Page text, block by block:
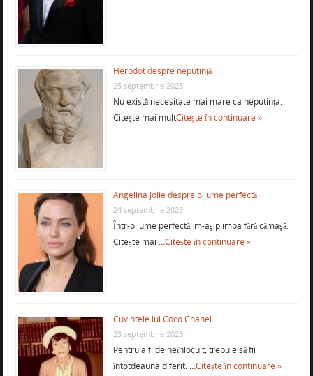
Herodot despre neputinţă
25 septembrie 2023
Nu există necesitate mai mare ca neputinţa.
Citește mai multCitește în continuare »
Angelina Jolie despre o lume perfectă
24 septembrie 2023
Într-o lume perfectă, m-aş plimba fără cămaşă.
Citește mai …Citește în continuare »
Cuvintele lui Coco Chanel
23 septembrie 2023
Pentru a fi de neînlocuit, trebuie să fii
întotdeauna diferit. …Citește în continuare »